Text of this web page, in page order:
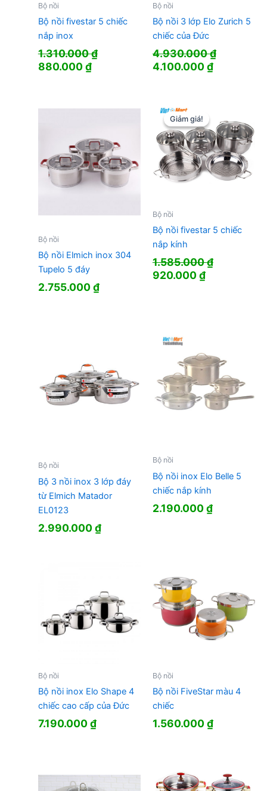
Bộ nồi
Bộ nồi fivestar 5 chiếc
nắp inox
1.310.000₫
Giá
880.000₫Giá
Bộ nồi
Bộ nồi 3 lớp Elo Zurich 5
chiếc của Đức
4.930.000₫
Giá
4.930.000 ₫.
4.100.000₫Giá
Bộ nồi
Bộ nồi Elmich inox 304
Tupelo 5 đáy
2.755.000₫
Giảm giá!
Giảm giá!
Bộ nồi
Bộ nồi fivestar 5 chiếc
nắp kính
1.585.000₫
Giá
920.000₫Giá
Bộ nồi
Bộ 3 nồi inox 3 lớp đáy
từ Elmich Matador
EL0123
2.990.000₫
Bộ nồi
Bộ nồi inox Elo Belle 5
chiếc nắp kính
2.190.000₫
Bộ nồi
Bộ nồi inox Elo Shape 4
chiếc cao cấp của Đức
7.190.000₫
Bộ nồi
Bộ nồi FiveStar màu 4
chiếc
1.560.000₫